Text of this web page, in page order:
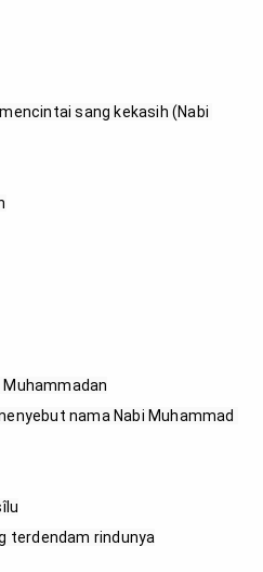
sang kekasih (Nabi
nama Nabi Muhammad
terdendam rindunya